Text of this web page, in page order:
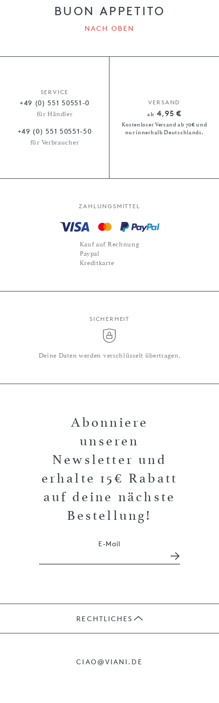
BUON APPETITO
NACH OBEN
SERVICE
+49 (0) 551 50551-0
für Händler
+49 (0) 551 50551-50
für Verbraucher
VERSAND
ab 4,95 €
Kostenloser Versand ab 70€ und
nur innerhalb Deutschlands.
ZAHLUNGSMITTEL
Kauf auf Rechnung
Paypal
Kreditkarte
SICHERHEIT
Deine Daten werden verschlüsselt übertragen.
Abonniere
unseren
Newsletter und
erhalte 15€ Rabatt
auf deine nächste
Bestellung!
E-Mail
RECHTLICHES
CIAO@VIANI.DE